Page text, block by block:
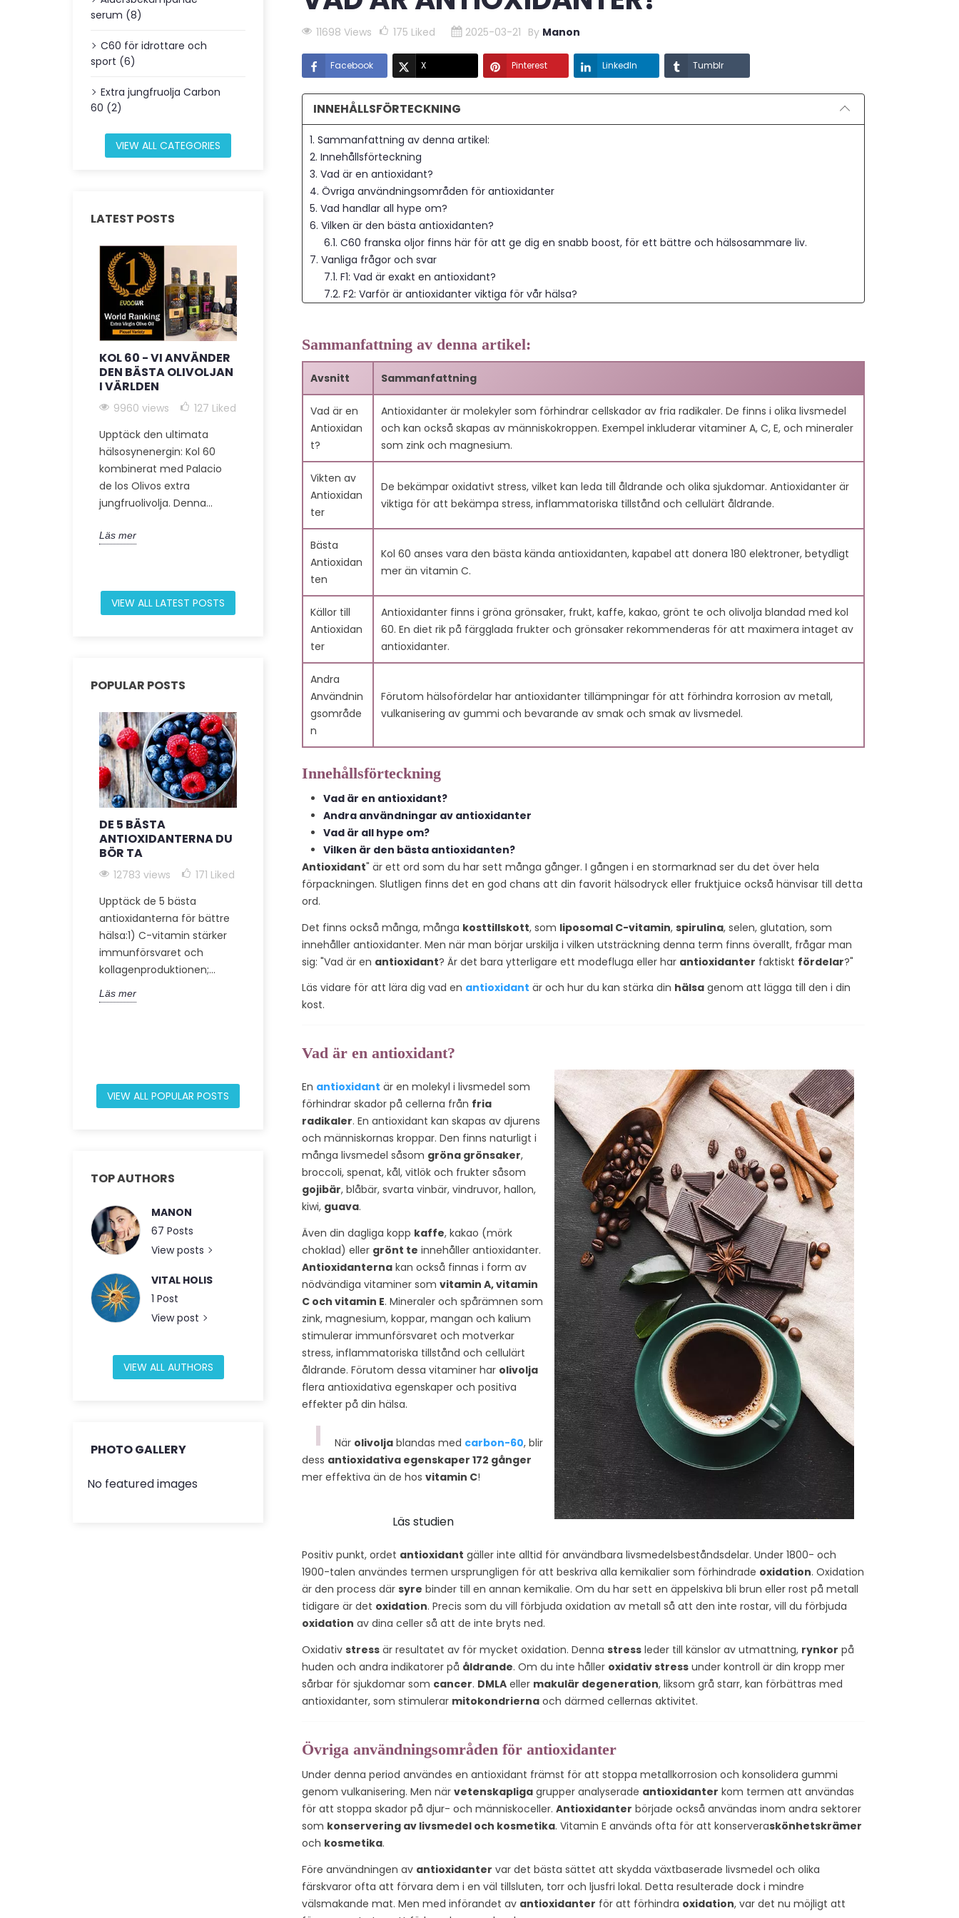
serum (8)
C60 för idrottare och
sport (6)
Extra jungfruolja Carbon
60 (2)
VIEW ALL CATEGORIES
LATEST POSTS
KOL 60 - VI ANVÄNDER
DEN BÄSTA OLIVOLJAN
I VÄRLDEN
9960 views 127 Liked
Upptäck den ultimata
hälsosynenergin: Kol 60
kombinerat med Palacio
de los Olivos extra
jungfruolivolja. Denna...
Läs mer
C60 + EXTRA
JUNGFRUOLIVOLJA
9201 views 117 Liked
om Kol 60 i olivolja. Denna
artikel förklarar...
C60 OCH FÖRBÄTTRAD
RÖRLIGHET: RÖR DIG
FRITT VARJE DAG
9285 views 201 Liked
Upptäck hur Kol 60 (C60)
kan hjälpa dig att röra dig
komfort. Denna
banbrytande antioxidant...
C60 OCH ENERGI: HUR
TRÖTTHET
9227 views 130
Liked
efter intensiva dagar eller
hårda träningspass? Denna
artikel visar hur Kol 60
Läs mer
C60-OLJOR MINSKAR
KROPPAR
8610 views 126
återhämtning. Den här
artikeln förklarar hur Kol 60
(C60) hjälper idrottare att
Läs mer
VIEW ALL LATEST POSTS
POPULAR POSTS
DE 5 BÄSTA
ANTIOXIDANTERNA DU
BÖR TA
12783 views 171 Liked
Upptäck de 5 bästa
antioxidanterna för bättre
hälsa:1) C-vitamin stärker
immunförsvaret och
kollagenproduktionen;...
Läs mer
FÖRDELARNA MED
KOLTILLSKOTT 60:
ANTI-AGING OCH
ALLMÄN HÄLSA
12027 views
Upptäck de otroliga
hälsofördelarna med kol-
60, en unik molekyl som
består av 60 kolatomer. I
den här artikeln...
DE
ANTIINFLAMMATORISKA
EFFEKTERNA AV
CARBON 60: 10 SKÄL
ATT PROVA
207 Liked
Upptäck de kraftfulla
antiinflammatoriska
underverken av kol 60, en
11793 views
Liked
C60-fulleren är kolatomer
kraftfulla
antioxidantegenskaper,
vilka kan erbjuda
hälsofördelar som...
11691 views
En antioxidant är en
livsmedel och som
förhindrar cellskador
orsakade av fria
VIEW ALL POPULAR POSTS
TOP AUTHORS
MANON
67 Posts
View posts
VITAL HOLIS
1 Post
View post
VIEW ALL AUTHORS
PHOTO GALLERY
No featured images
11698 Views 175 Liked 2025-03-21 By Manon
Facebook X Pinterest LinkedIn Tumblr
INNEHÅLLSFÖRTECKNING
1. Sammanfattning av denna artikel:
2. Innehållsförteckning
3. Vad är en antioxidant?
4. Övriga användningsområden för antioxidanter
5. Vad handlar all hype om?
6. Vilken är den bästa antioxidanten?
6.1. C60 franska oljor finns här för att ge dig en snabb boost, för ett bättre och hälsosammare liv.
7. Vanliga frågor och svar
7.1. F1: Vad är exakt en antioxidant?
7.2. F2: Varför är antioxidanter viktiga för vår hälsa?
7.5. F5: Kan kroppen producera sina egna antioxidanter?
7.6. F6: Vilka andra användningsområden har antioxidanter förutom hälsofördelar?
7.7. F7: Hur bekämpar antioxidanter fria radikaler?
7.8. F8: Är alla fria radikaler skadliga för kroppen?
7.9. F9: Hur kan jag öka intaget av antioxidanter i min kost?
7.10. F10: Är antioxidanter en nyligen upptäckt?
Sammanfattning av denna artikel:
Avsnitt Sammanfattning
Vad är en
Antioxidan
t?
Antioxidanter är molekyler som förhindrar cellskador av fria radikaler. De finns i olika livsmedel
och kan också skapas av människokroppen. Exempel inkluderar vitaminer A, C, E, och mineraler
som zink och magnesium.
Vikten av
Antioxidan
ter
De bekämpar oxidativt stress, vilket kan leda till åldrande och olika sjukdomar. Antioxidanter är
viktiga för att bekämpa stress, inflammatoriska tillstånd och cellulärt åldrande.
Bästa
Antioxidan
ten
Kol 60 anses vara den bästa kända antioxidanten, kapabel att donera 180 elektroner, betydligt
mer än vitamin C.
Källor till
Antioxidan
ter
Antioxidanter finns i gröna grönsaker, frukt, kaffe, kakao, grönt te och olivolja blandad med kol
60. En diet rik på färgglada frukter och grönsaker rekommenderas för att maximera intaget av
antioxidanter.
Andra
Användnin
gsområde
n
Förutom hälsofördelar har antioxidanter tillämpningar för att förhindra korrosion av metall,
vulkanisering av gummi och bevarande av smak och smak av livsmedel.
Innehållsförteckning
Vad är en antioxidant?
Andra användningar av antioxidanter
Vad är all hype om?
Vilken är den bästa antioxidanten?
Antioxidant" är ett ord som du har sett många gånger. I gången i en stormarknad ser du det över hela
förpackningen. Slutligen finns det en god chans att din favorit hälsodryck eller fruktjuice också hänvisar till detta
ord.
Det finns också många, många kosttillskott, som liposomal C-vitamin, spirulina, selen, glutation, som
innehåller antioxidanter. Men när man börjar urskilja i vilken utsträckning denna term finns överallt, frågar man
sig: "Vad är en antioxidant? Är det bara ytterligare ett modefluga eller har antioxidanter faktiskt fördelar?"
Läs vidare för att lära dig vad en antioxidant är och hur du kan stärka din hälsa genom att lägga till den i din
kost.
Vad är en antioxidant?
En antioxidant är en molekyl i livsmedel som
förhindrar skador på cellerna från fria
radikaler. En antioxidant kan skapas av djurens
och människornas kroppar. Den finns naturligt i
många livsmedel såsom gröna grönsaker,
broccoli, spenat, kål, vitlök och frukter såsom
gojibär, blåbär, svarta vinbär, vindruvor, hallon,
kiwi, guava.
Även din dagliga kopp kaffe, kakao (mörk
choklad) eller grönt te innehåller antioxidanter.
Antioxidanterna kan också finnas i form av
nödvändiga vitaminer som vitamin A, vitamin
C och vitamin E. Mineraler och spårämnen som
zink, magnesium, koppar, mangan och kalium
stimulerar immunförsvaret och motverkar
stress, inflammatoriska tillstånd och cellulärt
åldrande. Förutom dessa vitaminer har olivolja
flera antioxidativa egenskaper och positiva
effekter på din hälsa.
När olivolja blandas med carbon-60, blir
dess antioxidativa egenskaper 172 gånger
mer effektiva än de hos vitamin C!
Läs studien
Positiv punkt, ordet antioxidant gäller inte alltid för användbara livsmedelsbeståndsdelar. Under 1800- och
1900-talen användes termen ursprungligen för att beskriva alla kemikalier som förhindrade oxidation. Oxidation
är den process där syre binder till en annan kemikalie. Om du har sett en äppelskiva bli brun eller rost på metall
tidigare är det oxidation. Precis som du vill förbjuda oxidation av metall så att den inte rostar, vill du förbjuda
oxidation av dina celler så att de inte bryts ned.
Oxidativ stress är resultatet av för mycket oxidation. Denna stress leder till känslor av utmattning, rynkor på
huden och andra indikatorer på åldrande. Om du inte håller oxidativ stress under kontroll är din kropp mer
sårbar för sjukdomar som cancer. DMLA eller makulär degeneration, liksom grå starr, kan förbättras med
antioxidanter, som stimulerar mitokondrierna och därmed cellernas aktivitet.
Övriga användningsområden för antioxidanter
Under denna period användes en antioxidant främst för att stoppa metallkorrosion och konsolidera gummi
genom vulkanisering. Men när vetenskapliga grupper analyserade antioxidanter kom termen att användas
för att stoppa skador på djur- och människoceller. Antioxidanter började också användas inom andra sektorer
som konservering av livsmedel och kosmetika. Vitamin E används ofta för att konserveraskönhetskrämer
och kosmetika.
Före användningen av antioxidanter var det bästa sättet att skydda växtbaserade livsmedel och olika
färskvaror ofta att förvara dem i en väl tillsluten, torr och ljusfri lokal. Detta resulterade dock i mindre
välsmakande mat. Men med införandet av antioxidanter för att förhindra oxidation, var det nu möjligt att